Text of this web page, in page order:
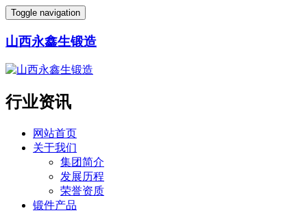
Toggle navigation
山西永鑫生锻造
行业资讯
网站首页
关于我们
集团简介
发展历程
荣誉资质
锻件产品